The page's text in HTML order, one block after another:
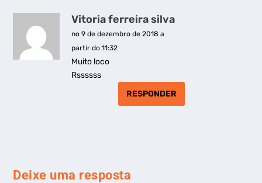
Vitoria ferreira silva
no 9 de dezembro de 2018 a
partir do 11:32
Muito loco
Rssssss
RESPONDER
Deixe uma resposta